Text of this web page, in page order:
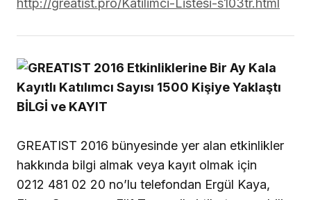
BİLGİ ve KAYIT
GREATIST 2016 bünyesinde yer alan etkinlikler
hakkında bilgi almak veya kayıt olmak için
0212 481 02 20 no’lu telefondan Ergül Kaya,